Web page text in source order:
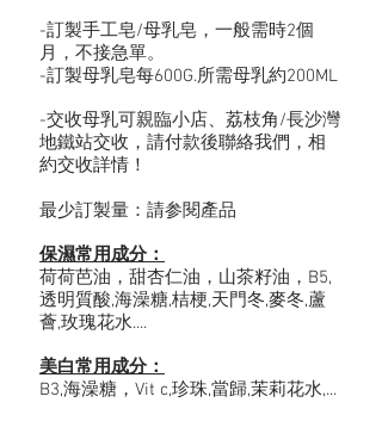
-訂製手工皂/母乳皂，一般需時2個
月，不接急單。
-訂製母乳皂每600G.所需母乳約200ML
-交收母乳可親臨小店、荔枝角/長沙灣
地鐵站交收，請付款後聯絡我們，相
約交收詳情！
最少訂製量：請参閱產品
保濕常用成分：
荷荷芭油，甜杏仁油，山茶籽油，B5,
透明質酸,海澡糖,桔梗,天門冬,麥冬,蘆
薈,玫瑰花水....
美白常用成分：
B3,海澡糖，Vit c,珍珠,當歸,茉莉花水,...